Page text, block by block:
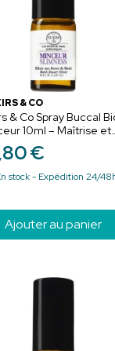
& CO
& Co Spray Buccal
10ml – Maîtrise et
de Bach
80€
stock - Expédition 24/
Ajouter au panier